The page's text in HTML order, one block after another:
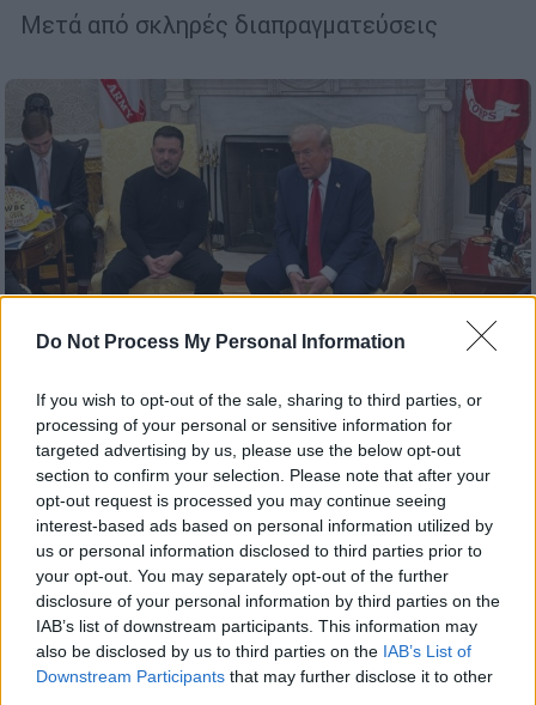
Do Not Process My Personal Information
If you wish to opt-out of the sale, sharing to third parties, or
processing of your personal or sensitive information for
targeted advertising by us, please use the below opt-out
section to confirm your selection. Please note that after your
opt-out request is processed you may continue seeing
interest-based ads based on personal information utilized by
us or personal information disclosed to third parties prior to
your opt-out. You may separately opt-out of the further
disclosure of your personal information by third parties on the
IAB’s list of downstream participants. This information may
also be disclosed by us to third parties on the IAB’s List of
Downstream Participants that may further disclose it to other
Μετά από σκληρές διαπραγματεύσεις
Κόσμος 30.04.2025 18:22
Financial Times: Η συμφωνία ΗΠΑ-
Ουκρανίας για τα ορυκτά παρουσιάζει
εμπόδιο της τελευταίας στιγμής
Την ίδια ώρα που από τα μεγαλύτερα
ειδησεογραφικά πρακτορεία του πλανήτη
γίνεται λόγος για αντίστροφη μέτρηση στις
υπογραφές μεταξύ των δύο χωρών